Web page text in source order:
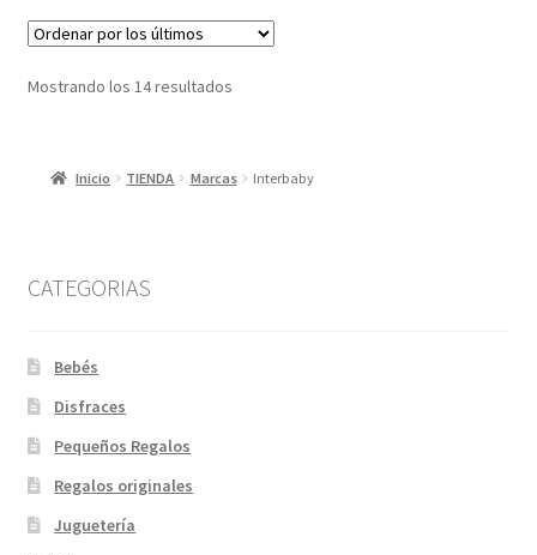
Mostrando los 14 resultadosOrdenado
Inicio TIENDA Marcas Interbaby
CATEGORIAS
Bebés
Disfraces
Pequeños Regalos
Regalos originales
Juguetería